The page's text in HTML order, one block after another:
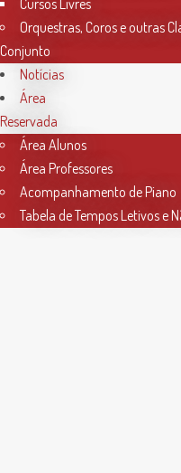
T. (+351) 915 335 478 /
Horário Secretaria
2ª, 3ª, 5ª e 6ª feira
das 9h às 17h30
4ª feira
das 9h às 13h
Cursos Livres
Orquestras, Coros e outras
Conjunto
Notícias
Área
Reservada
Área Alunos
Área Professores
Acompanhamento de Piano
Tabela de Tempos Letivos e